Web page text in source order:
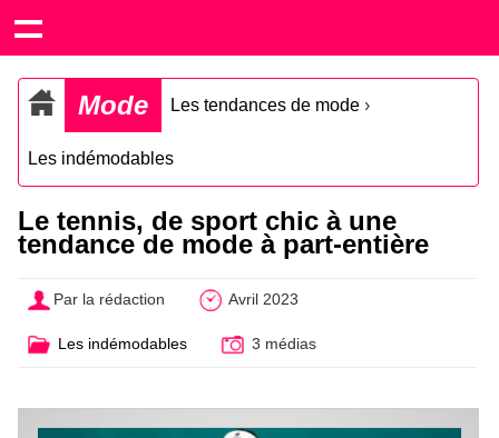
Mode Les tendances de mode ›
Les indémodables
Le tennis, de sport chic à une
tendance de mode à part-entière
Par la rédaction Avril 2023
Les indémodables 3 médias